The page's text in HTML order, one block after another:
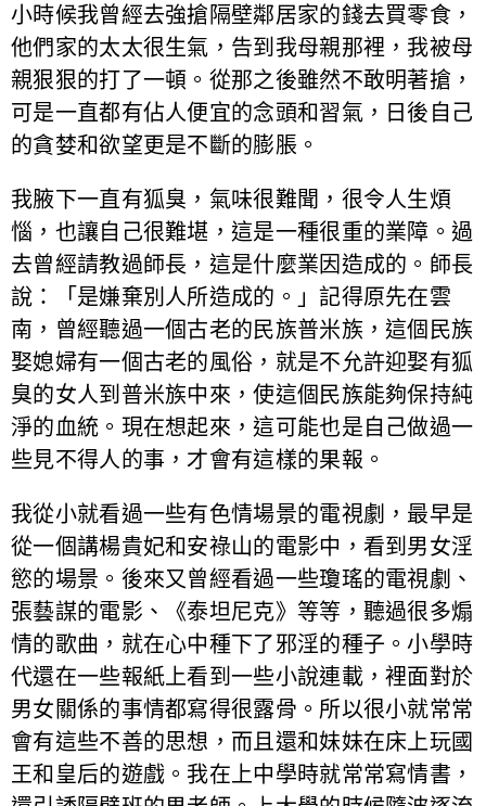
小時候我曾經去強搶隔壁鄰居家的錢去買零食，
他們家的太太很生氣，告到我母親那裡，我被母
親狠狠的打了一頓。從那之後雖然不敢明著搶，
可是一直都有佔人便宜的念頭和習氣，日後自己
的貪婪和欲望更是不斷的膨脹。
我腋下一直有狐臭，氣味很難聞，很令人生煩
惱，也讓自己很難堪，這是一種很重的業障。過
去曾經請教過師長，這是什麼業因造成的。師長
說：「是嫌棄別人所造成的。」記得原先在雲
南，曾經聽過一個古老的民族普米族，這個民族
娶媳婦有一個古老的風俗，就是不允許迎娶有狐
臭的女人到普米族中來，使這個民族能夠保持純
淨的血統。現在想起來，這可能也是自己做過一
些見不得人的事，才會有這樣的果報。
我從小就看過一些有色情場景的電視劇，最早是
從一個講楊貴妃和安祿山的電影中，看到男女淫
慾的場景。後來又曾經看過一些瓊瑤的電視劇、
張藝謀的電影、《泰坦尼克》等等，聽過很多煽
情的歌曲，就在心中種下了邪淫的種子。小學時
代還在一些報紙上看到一些小說連載，裡面對於
男女關係的事情都寫得很露骨。所以很小就常常
會有這些不善的思想，而且還和妹妹在床上玩國
王和皇后的遊戲。我在上中學時就常常寫情書，